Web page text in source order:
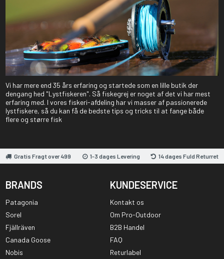
Vi har mere end 35 års erfaring og startede som en lille butik der
dengang hed "Lystfiskeren". Så fiskegrej er noget af det vi har mest
erfaring med. I vores fiskeri-afdeling har vi masser af passionerede
lystfiskere, så du kan få de bedste tips og tricks til at fange både
flere og større fisk
Gratis Fragt over 499 1-3 dages Levering 14 dages Fuld Returret
BRANDS
Patagonia
Sorel
Fjällräven
Canada Goose
Nobis
KUNDESERVICE
Kontakt os
Om Pro-Outdoor
B2B Handel
FAQ
Returlabel